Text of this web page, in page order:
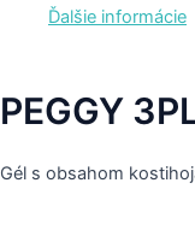
Ďalšie informácie
PEGGY
Gél s obsahom